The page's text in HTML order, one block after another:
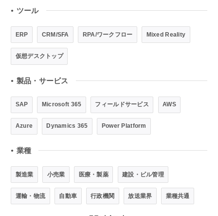
● ツール
ERP CRM/SFA RPA/ワークフロー Mixed Reality
仮想デスクトップ
● 製品・サービス
SAP Microsoft 365 フィールドサービス AWS
Azure Dynamics 365 Power Platform
● 業種
製造業 小売業 医療・製薬 建設・ビル管理
運輸・物流 自動車 行政機関 放送業界 業種共通